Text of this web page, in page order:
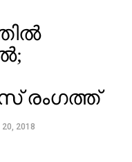
രംഗത്ത്
2018